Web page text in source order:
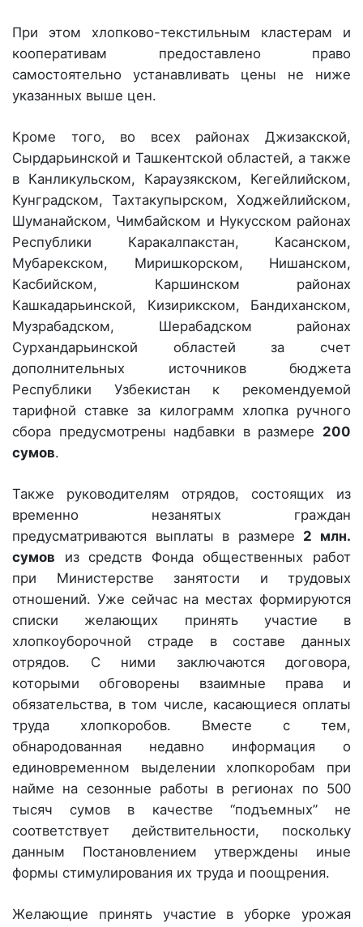
При этом хлопково-текстильным кластерам и
кооперативам предоставлено право
самостоятельно устанавливать цены не ниже
указанных выше цен.
Кроме того, во всех районах Джизакской,
Сырдарьинской и Ташкентской областей, а также
в Канликульском, Караузякском, Кегейлийском,
Кунградском, Тахтакупырском, Ходжейлийском,
Шуманайском, Чимбайском и Нукусском районах
Республики Каракалпакстан, Касанском,
Мубарекском, Миришкорском, Нишанском,
Касбийском, Каршинском районах
Кашкадарьинской, Кизирикском, Бандиханском,
Музрабадском, Шерабадском районах
Сурхандарьинской областей за счет
дополнительных источников бюджета
Республики Узбекистан к рекомендуемой
тарифной ставке за килограмм хлопка ручного
сбора предусмотрены надбавки в размере 200
сумов.
Также руководителям отрядов, состоящих из
временно незанятых граждан
предусматриваются выплаты в размере 2 млн.
сумов из средств Фонда общественных работ
при Министерстве занятости и трудовых
отношений. Уже сейчас на местах формируются
списки желающих принять участие в
хлопкоуборочной страде в составе данных
отрядов. С ними заключаются договора,
которыми обговорены взаимные права и
обязательства, в том числе, касающиеся оплаты
труда хлопкоробов. Вместе с тем,
обнародованная недавно информация о
единовременном выделении хлопкоробам при
найме на сезонные работы в регионах по 500
тысяч сумов в качестве “подъемных” не
соответствует действительности, поскольку
данным Постановлением утверждены иные
формы стимулирования их труда и поощрения.
Желающие принять участие в уборке урожая